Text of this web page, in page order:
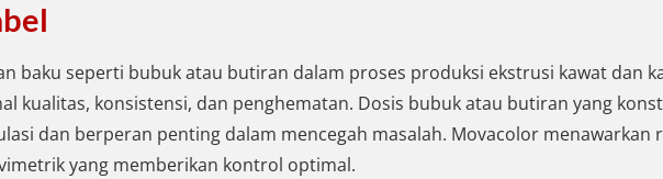
baku seperti bubuk atau butiran dalam proses produksi ekstrusi kawat dan
kualitas, konsistensi, dan penghematan. Dosis bubuk atau butiran yang
dan berperan penting dalam mencegah masalah. Movacolor menawarkan
yang memberikan kontrol optimal.